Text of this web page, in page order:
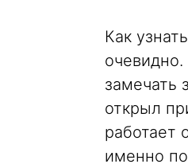
Как
замечать
открыл
работает
именно